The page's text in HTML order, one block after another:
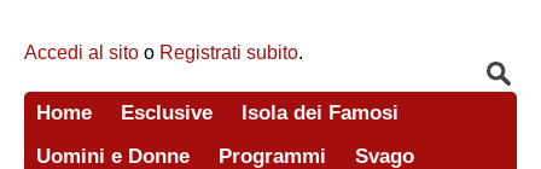
Accedi al sito o Registrati subito.
Home Esclusive
Isola dei Famosi
Uomini e Donne
Programmi
Svago